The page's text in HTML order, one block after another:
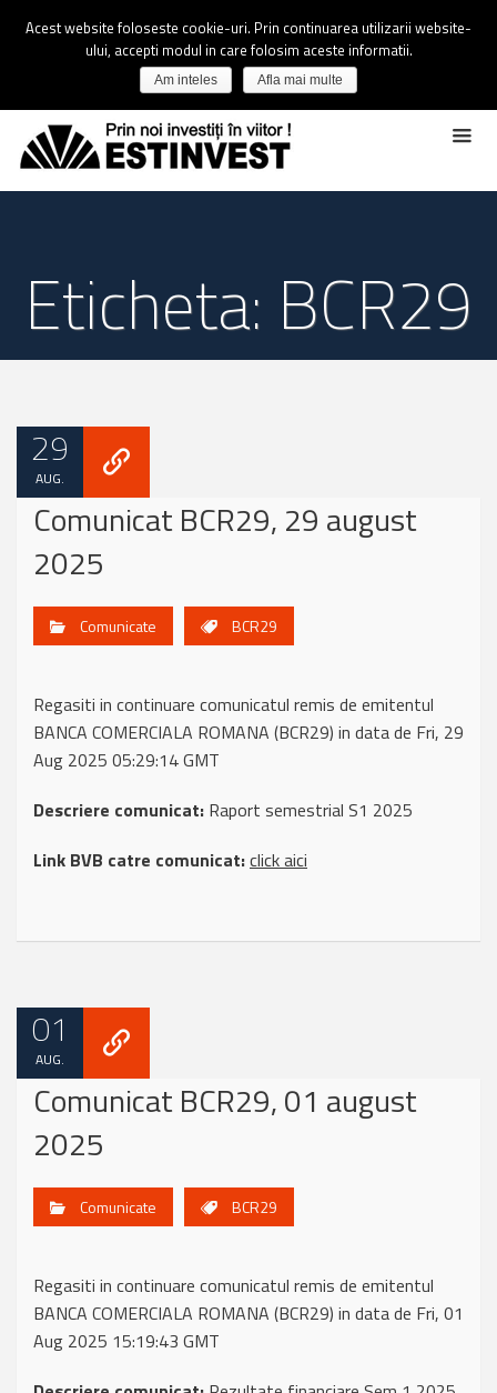
Eticheta: BCR29
29
AUG.
Comunicat BCR29, 29 august
2025
Comunicate BCR29
Regasiti in continuare comunicatul remis de emitentul
BANCA COMERCIALA ROMANA (BCR29) in data de Fri, 29
Aug 2025 05:29:14 GMT
Descriere comunicat: Raport semestrial S1 2025
Link BVB catre comunicat:click aici
01
AUG.
Comunicat BCR29, 01 august
2025
Comunicate BCR29
Regasiti in continuare comunicatul remis de emitentul
BANCA COMERCIALA ROMANA (BCR29) in data de Fri, 01
Aug 2025 15:19:43 GMT
Acest website foloseste cookie-uri. Prin continuarea utilizarii website-
ului, accepti modul in care folosim aceste informatii.
Am inteles Afla mai multe